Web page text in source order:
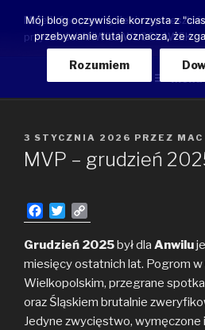
treści
Moje luźne przemyślenia o
przyszłości ANWILU WŁOCŁAWEK
OPUBLIKOWANE
W
3 STYCZNIA 2026 PRZEZ MAC
MVP – grudzień
a
c
e
o
o
k
w
i
t
e
r
o
p
y
i
n
k
Grudzień 2025był dla Anwilu
miesięcy ostatnich lat. Pogrom
Wielkopolskim, przegrane
oraz Śląskiem brutalnie
Jedyne zwycięstwo, wymęczone
Mój blog oczywiście korzysta z
przebywanie tutaj oznacza, że
Rozumiem